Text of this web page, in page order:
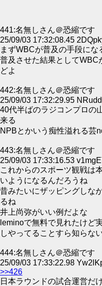
441:名無しさん＠恐縮です
25/09/03 17:32:08.45
まずWBCが普及の手段にな
普及させた結果としてWBC
どよ
442:名無しさん＠恐縮です
25/09/03 17:32:29.95
40代半ばのラジコンプロの
来る
NPBとかいう痴性溢れる芸
443:名無しさん＠恐縮です
25/09/03 17:33:16.53
これからのスポーツ観戦は
いようになるんだろうね
昔みたいにザッピングしな
るね
井上尚弥がいい例だよな
leminoで無料で見れたけど
しやってることすら知らな
444:名無しさん＠恐縮です
25/09/03 17:33:22.98
>>426
日本ラウンドの試合運営だ